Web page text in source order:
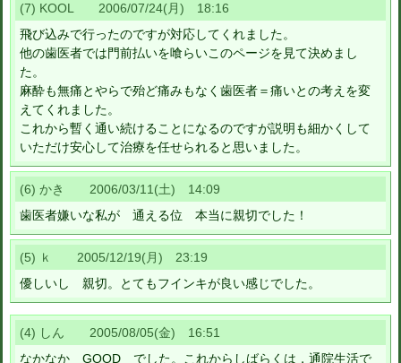
(7) KOOL 2006/07/24(月) 18:16
飛び込みで行ったのですが対応してくれました。
他の歯医者では門前払いを喰らいこのページを見て決めまし
た。
麻酔も無痛とやらで殆ど痛みもなく歯医者＝痛いとの考えを変
えてくれました。
これから暫く通い続けることになるのですが説明も細かくして
いただけ安心して治療を任せられると思いました。
(6) かき 2006/03/11(土) 14:09
歯医者嫌いな私が 通える位 本当に親切でした！
(5) ｋ 2005/12/19(月) 23:19
優しいし 親切。とてもフインキが良い感じでした。
(4) しん 2005/08/05(金) 16:51
なかなか GOOD でした。これからしばらくは，通院生活で